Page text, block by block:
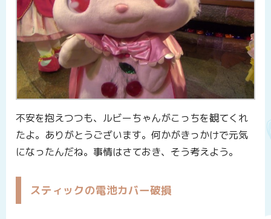
不安を抱えつつも、ルビーちゃんがこっちを観てくれ
たよ。ありがとうございます。何かがきっかけで元気
になったんだね。事情はさておき、そう考えよう。
スティックの電池カバー破損